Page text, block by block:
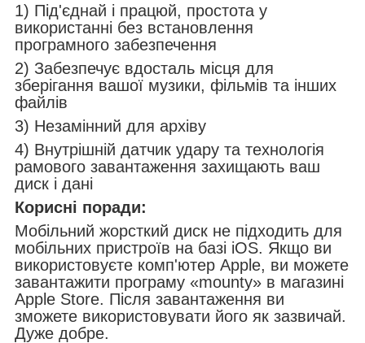
1) Під'єднай і працюй, простота у
використанні без встановлення
програмного забезпечення
2) Забезпечує вдосталь місця для
зберігання вашої музики, фільмів та інших
файлів
3) Незамінний для архіву
4) Внутрішній датчик удару та технологія
рамового завантаження захищають ваш
диск і дані
Корисні поради:
Мобільний жорсткий диск не підходить для
мобільних пристроїв на базі iOS. Якщо ви
використовуєте комп'ютер Apple, ви можете
завантажити програму «mounty» в магазині
Apple Store. Після завантаження ви
зможете використовувати його як зазвичай.
Дуже добре.